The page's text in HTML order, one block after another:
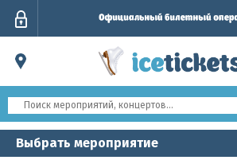
Выбрать мероприятие